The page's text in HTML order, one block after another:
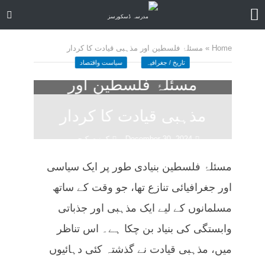
Home
» مسئلۂ فلسطین اور مذہبی قیادت کا کردار
تاریخ / جغرافیہ سیاست واقتصاد
مسئلۂ فلسطین اور
مذہبی قیادت کا کردار
December 30, 2024
کمنت کیجے
مسئلۂ فلسطین بنیادی طور پر ایک سیاسی
اور جغرافیائی تنازع تھا، جو وقت کے ساتھ
مسلمانوں کے لیے ایک مذہبی اور جذباتی
وابستگی کی بنیاد بن چکا ہے۔ اس تناظر
میں، مذہبی قیادت نے گذشتہ کئی دہائیوں